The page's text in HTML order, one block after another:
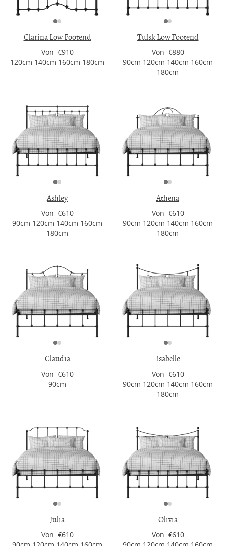
Clarina Low Footend
Von €910
120cm 140cm 160cm 180cm
Tulsk Low Footend
Von €880
90cm 120cm 140cm 160cm
180cm
Ashley
Von €610
90cm 120cm 140cm 160cm
180cm
Athena
Von €610
90cm 120cm 140cm 160cm
180cm
Claudia
Von €610
90cm
Isabelle
Von €610
90cm 120cm 140cm 160cm
180cm
Julia
Von €610
Olivia
Von €610